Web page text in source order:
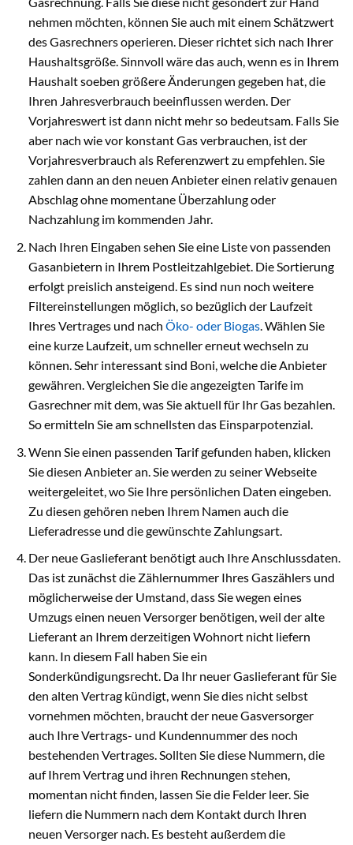
nehmen möchten, können Sie auch mit einem Schätzwert
des Gasrechners operieren. Dieser richtet sich nach Ihrer
Haushaltsgröße. Sinnvoll wäre das auch, wenn es in Ihrem
Haushalt soeben größere Änderungen gegeben hat, die
Ihren Jahresverbrauch beeinflussen werden. Der
Vorjahreswert ist dann nicht mehr so bedeutsam. Falls Sie
aber nach wie vor konstant Gas verbrauchen, ist der
Vorjahresverbrauch als Referenzwert zu empfehlen. Sie
zahlen dann an den neuen Anbieter einen relativ genauen
Abschlag ohne momentane Überzahlung oder
Nachzahlung im kommenden Jahr.
Nach Ihren Eingaben sehen Sie eine Liste von passenden
Gasanbietern in Ihrem Postleitzahlgebiet. Die Sortierung
erfolgt preislich ansteigend. Es sind nun noch weitere
Filtereinstellungen möglich, so bezüglich der Laufzeit
Ihres Vertrages und nach Öko- oder Biogas. Wählen Sie
eine kurze Laufzeit, um schneller erneut wechseln zu
können. Sehr interessant sind Boni, welche die Anbieter
gewähren. Vergleichen Sie die angezeigten Tarife im
Gasrechner mit dem, was Sie aktuell für Ihr Gas bezahlen.
So ermitteln Sie am schnellsten das Einsparpotenzial.
Wenn Sie einen passenden Tarif gefunden haben, klicken
Sie diesen Anbieter an. Sie werden zu seiner Webseite
weitergeleitet, wo Sie Ihre persönlichen Daten eingeben.
Zu diesen gehören neben Ihrem Namen auch die
Lieferadresse und die gewünschte Zahlungsart.
Der neue Gaslieferant benötigt auch Ihre Anschlussdaten.
Das ist zunächst die Zählernummer Ihres Gaszählers und
möglicherweise der Umstand, dass Sie wegen eines
Umzugs einen neuen Versorger benötigen, weil der alte
Lieferant an Ihrem derzeitigen Wohnort nicht liefern
kann. In diesem Fall haben Sie ein
Sonderkündigungsrecht. Da Ihr neuer Gaslieferant für Sie
den alten Vertrag kündigt, wenn Sie dies nicht selbst
vornehmen möchten, braucht der neue Gasversorger
auch Ihre Vertrags- und Kundennummer des noch
bestehenden Vertrages. Sollten Sie diese Nummern, die
auf Ihrem Vertrag und ihren Rechnungen stehen,
momentan nicht finden, lassen Sie die Felder leer. Sie
liefern die Nummern nach dem Kontakt durch Ihren
neuen Versorger nach. Es besteht außerdem die